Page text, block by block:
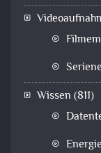
Wissen (811)
Energie